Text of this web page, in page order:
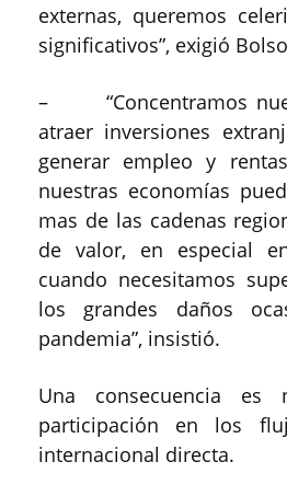
externas, queremos
significativos”, exigió
– “Concentramos
atraer inversiones
generar empleo y
nuestras economías
mas de las cadenas
de valor, en especial
cuando necesitamos
los grandes daños
pandemia”, insistió.
Una consecuencia es
participación en los
internacional directa.